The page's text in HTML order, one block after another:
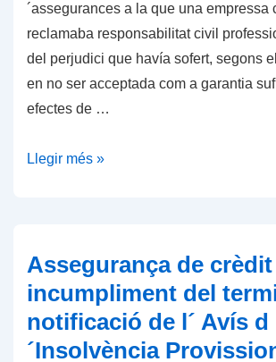
´assegurances a la que una empressa
reclamaba responsabilitat civil
del perjudici que havía sofert, segons
en no ser acceptada com a garantia
efectes de …
Inexistència
professional
i
de
corredoría
Llegir més »
Assegurança de
incumpliment del
notificació de l´ Avís d
´Insolvència